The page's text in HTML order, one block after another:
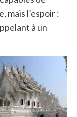
mais l’espoir :
à un